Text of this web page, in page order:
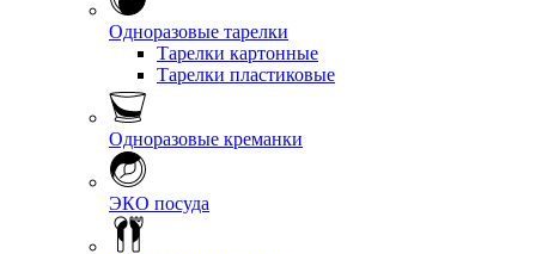
Одноразовые тарелки
Тарелки картонные
Тарелки пластиковые
Одноразовые креманки
ЭКО посуда